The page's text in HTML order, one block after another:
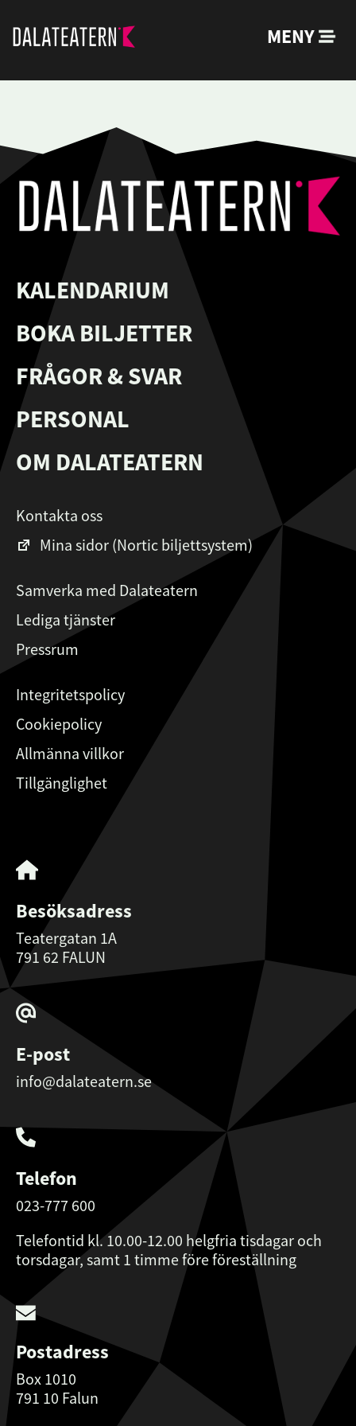
MENY
KALENDARIUM
BOKA BILJETTER
FRÅGOR & SVAR
PERSONAL
OM DALATEATERN
Kontakta oss
Mina sidor (Nortic biljettsystem)
Samverka med Dalateatern
Lediga tjänster
Pressrum
Integritetspolicy
Cookiepolicy
Allmänna villkor
Tillgänglighet
Besöksadress
Teatergatan 1A
791 62 FALUN
E-post
info@dalateatern.se
Telefon
023-777 600
Telefontid kl. 10.00-12.00 helgfria tisdagar och
torsdagar, samt 1 timme före föreställning
Postadress
Box 1010
791 10 Falun